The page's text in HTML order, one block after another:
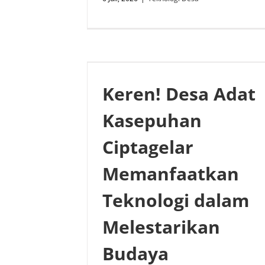
Keren! Desa Adat
Kasepuhan
Ciptagelar
Memanfaatkan
Teknologi dalam
Melestarikan
Budaya